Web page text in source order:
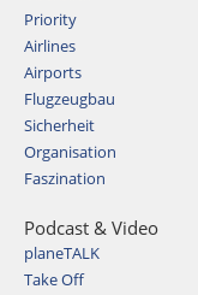
Priority
Airlines
Airports
Flugzeugbau
Sicherheit
Organisation
Faszination
Podcast & Video
planeTALK
Take Off